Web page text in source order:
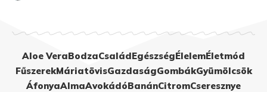
Aloe VeraBodzaCsaládEgészségÉlelemÉletmód
FűszerekMáriatövisGazdaságGombákGyümölcsök
ÁfonyaAlmaAvokádóBanánCitromCseresznye